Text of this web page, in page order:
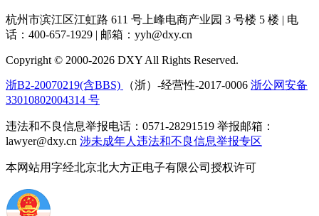
杭州市滨江区江虹路 611 号上峰电商产业园 3 号楼 5 楼 | 电
话：400-657-1929 | 邮箱：yyh@dxy.cn
Copyright © 2000-2026 DXY All Rights Reserved.
浙B2-20070219(含BBS) （浙）-经营性-2017-0006 浙公网安备
33010802004314 号
违法和不良信息举报电话：0571-28291519 举报邮箱：
lawyer@dxy.cn 涉未成年人违法和不良信息举报专区
本网站用字经北京北大方正电子有限公司授权许可